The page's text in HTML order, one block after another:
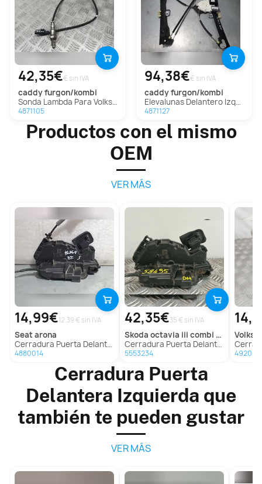
42,35€€ sin IVA
caddy furgon/kombi
Sonda Lambda Para Volkswagen Caddy Furgón/Kombi
4871105
94,38€€ sin IVA
caddy furgon/kombi
Elevalunas Delantero Izquierdo Para Volkswagen Caddy Furgón/Kombi
4871127
Productos con el mismo
OEM
VER MÁS
14,99€12.39 € sin IVA
seatarona
Cerradura Puerta Delantera Izquierda Para Seat Arona
4880014
42,35€35 € sin IVA
skoda octavia iii combi (5e5, 5e6)
Cerradura Puerta Delantera Izquierda para Skoda Octavia Lim. (5E3)
5553234
Cerradura
4920817
Cerradura Puerta
Delantera Izquierda que
también te pueden gustar
VER MÁS